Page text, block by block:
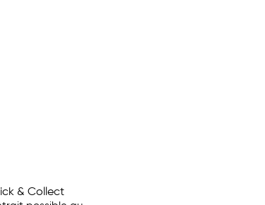
& Collect